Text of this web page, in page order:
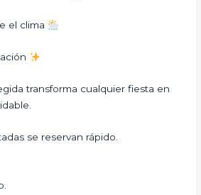
el clima
transforma cualquier fiesta en
se reservan rápido.